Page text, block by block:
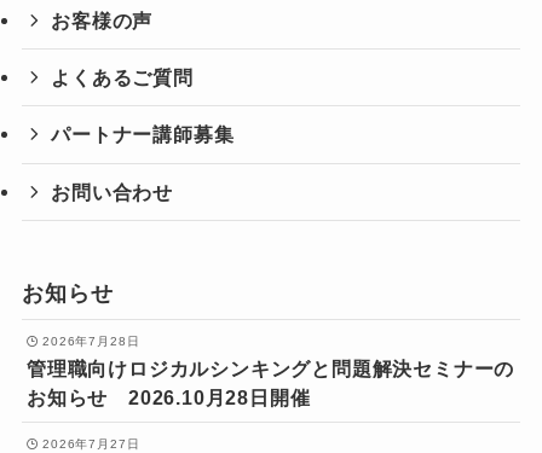
お客様の声
よくあるご質問
パートナー講師募集
お問い合わせ
お知らせ
2026年7月28日
管理職向けロジカルシンキングと問題解決セミナーの
お知らせ 2026.10月28日開催
2026年7月27日